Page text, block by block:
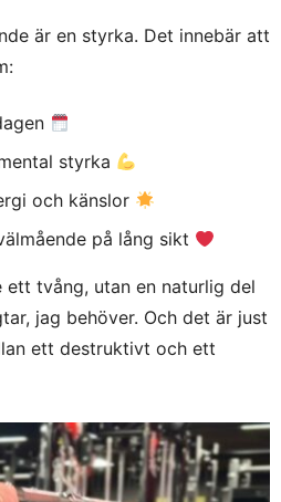
är en styrka. Det innebär att
styrka
och känslor
på lång sikt
ett tvång, utan en naturlig del
jag behöver. Och det är just
ett destruktivt och ett